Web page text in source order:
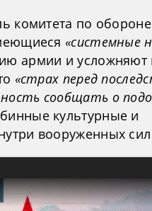
комитета по обороне
«системные
армии и усложняют
«страх перед
сообщать о
культурные и
вооруженных